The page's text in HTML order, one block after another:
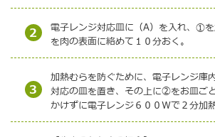
2
電子レンジ対応皿に（A）を入れ、①
を肉の表面に絡めて１０分おく。
3
加熱むらを防ぐために、電子レンジ庫
対応の皿を置き、その上に②をお皿ご
かけずに電子レンジ６００Ｗで２分加